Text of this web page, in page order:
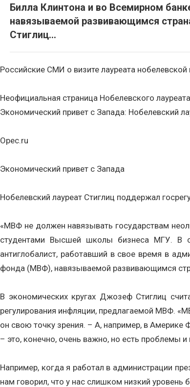
Билла Клинтона и во Всемирном
навязываемой развивающимся
Стиглиц...
Российские СМИ о визите лауреата
Неофициальная страница Нобелевского
Экономический привет с Запада: Нобелевский
Opec.ru
Экономический привет с Запада
Нобелевский лауреат Стиглиц поддержал
«МВФ не должен навязывать государствам
студентами Высшей школы бизнеса МГУ. В
антиглобалист, работавший в свое время в
фонда (МВФ), навязываемой развивающимся
В экономических кругах Джозеф Стиглиц
регулирования инфляции, предлагаемой МВФ.
он свою точку зрения. – А, например, в
– это, конечно, очень важно, но есть проблемы
Например, когда я работал в администрации
нам говорил, что у нас слишком низкий